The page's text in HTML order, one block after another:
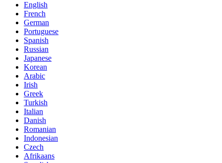
English
French
German
Portuguese
Spanish
Russian
Japanese
Korean
Arabic
Irish
Greek
Turkish
Italian
Danish
Romanian
Indonesian
Czech
Afrikaans